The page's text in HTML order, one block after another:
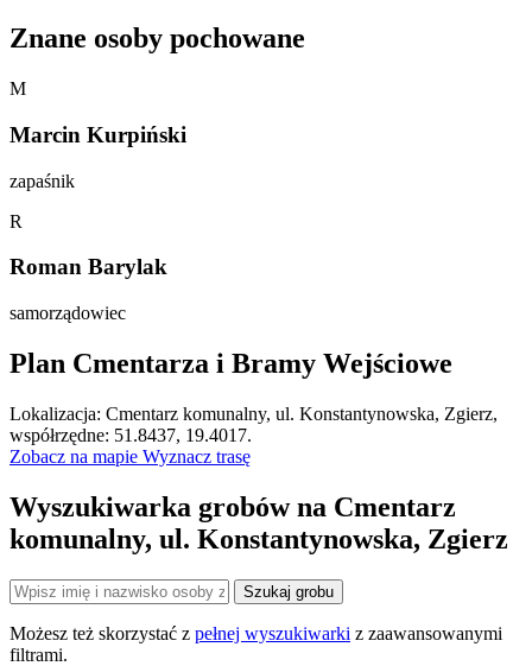
Znane osoby pochowane
M
Marcin Kurpiński
zapaśnik
R
Roman Barylak
samorządowiec
Plan Cmentarza i Bramy Wejściowe
Cmentarz komunalny, ul. Konstantynowska, Zgierz
×
+
−
Lokalizacja: Cmentarz komunalny, ul. Konstantynowska, Zgierz,
współrzędne: 51.8437, 19.4017.
Zobacz na mapie Wyznacz trasę
Wyszukiwarka grobów na Cmentarz
komunalny, ul. Konstantynowska, Zgierz
Szukaj grobu
Możesz też skorzystać z pełnej wyszukiwarki z zaawansowanymi
filtrami.